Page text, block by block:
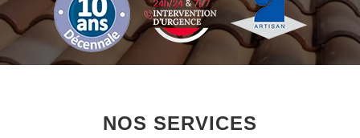
NOS SERVICES